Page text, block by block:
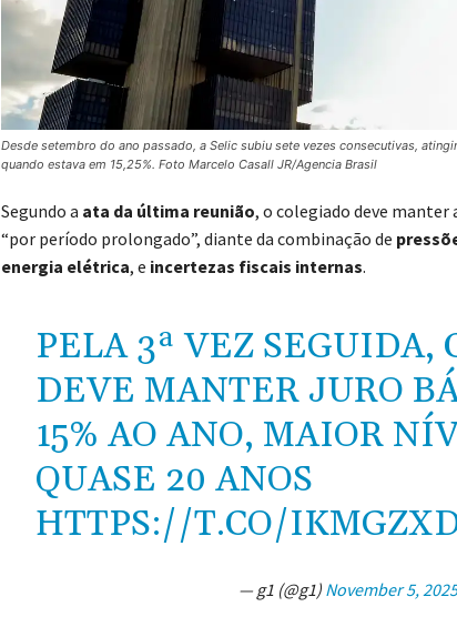
Desde setembro do ano passado, a Selic subiu sete vezes consecutivas,
quando estava em 15,25%. Foto Marcelo Casall JR/Agencia Brasil
Segundo a ata da última reunião, o colegiado deve
“por período prolongado”, diante da combinação de
energia elétrica, e incertezas fiscais internas.
PELA 3ª VEZ SEGUIDA,
DEVE MANTER JURO
15% AO ANO, MAIOR
QUASE 20 ANOS
HTTPS://T.CO/
— g1 (@g1) November 5,